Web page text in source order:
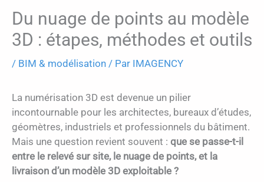
Du nuage de points au modèle
3D : étapes, méthodes et outils
/ BIM & modélisation / Par IMAGENCY
La numérisation 3D est devenue un pilier
incontournable pour les architectes, bureaux d’études,
géomètres, industriels et professionnels du bâtiment.
Mais une question revient souvent : que se passe-t-il
entre le relevé sur site, le nuage de points, et la
livraison d’un modèle 3D exploitable ?